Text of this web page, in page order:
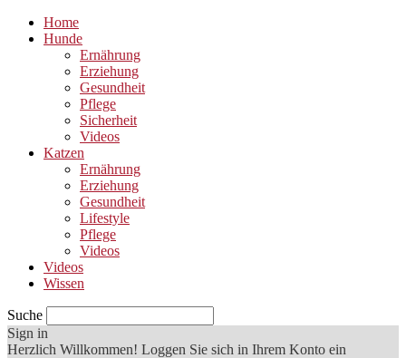
Home
Hunde
Ernährung
Erziehung
Gesundheit
Pflege
Sicherheit
Videos
Katzen
Ernährung
Erziehung
Gesundheit
Lifestyle
Pflege
Videos
Videos
Wissen
Suche
Sign in
Herzlich Willkommen! Loggen Sie sich in Ihrem Konto ein